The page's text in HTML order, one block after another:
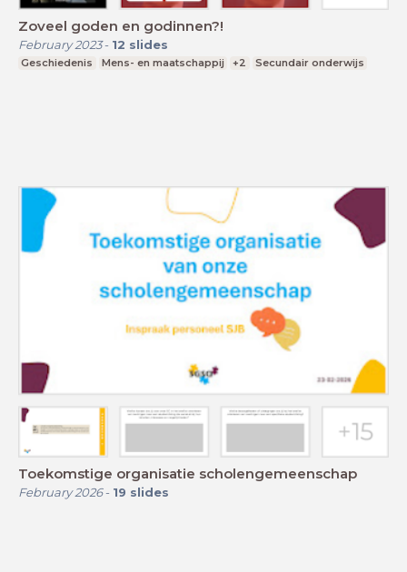
Zoveel goden en godinnen?!
February 2023- 12 slides
Geschiedenis Mens- en maatschappij +2 Secundair onderwijs
Toekomstige organisatie scholengemeenschap
February 2026- 19 slides